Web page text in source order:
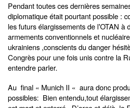
Pendant toutes ces dernières
diplomatique était pourtant possible :
les futurs élargissements de l’OTAN à
armements conventionnels et
ukrainiens ,conscients du danger
Congrès pour une fois unis contre la
entendre parler.
Au final « Munich II « aura donc
possibles: Bien entendu,tout